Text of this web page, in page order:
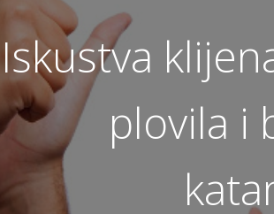
Iskustva
plovila i